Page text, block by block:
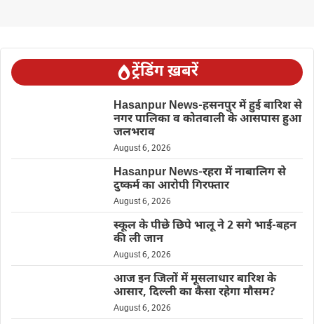
ट्रेंडिंग ख़बरें
Hasanpur News-हसनपुर में हुई बारिश से
नगर पालिका व कोतवाली के आसपास हुआ
जलभराव
August 6, 2026
Hasanpur News-रहरा में नाबालिग से
दुष्कर्म का आरोपी गिरफ्तार
August 6, 2026
स्कूल के पीछे छिपे भालू ने 2 सगे भाई-बहन
की ली जान
August 6, 2026
आज इन जिलों में मूसलाधार बारिश के
आसार, दिल्ली का कैसा रहेगा मौसम?
August 6, 2026